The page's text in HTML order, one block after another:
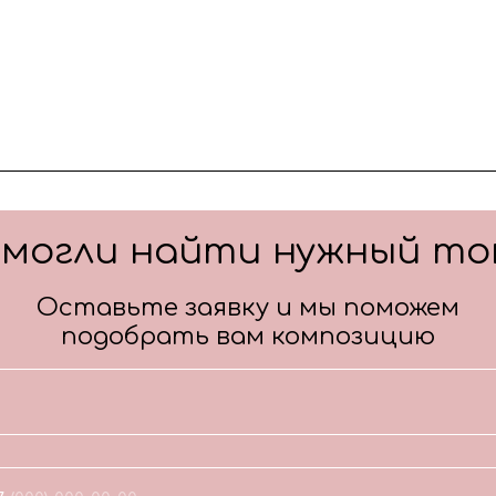
найти нужный
Оставьте заявку и мы поможем
подобрать вам композицию